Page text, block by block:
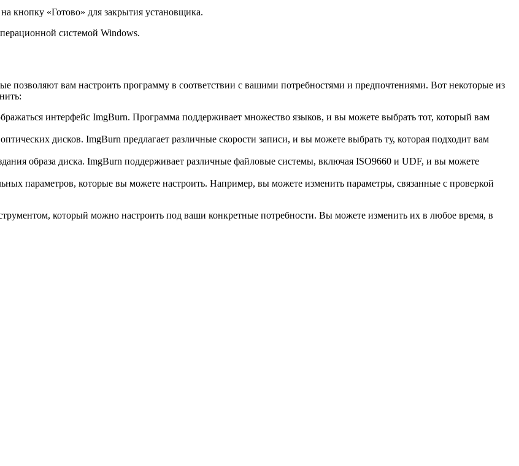
кнопку «Готово» для закрытия установщика.
системой Windows.
позволяют вам настроить программу в соответствии с вашими потребностями и предпочтениями. Вот некоторые из
интерфейс ImgBurn. Программа поддерживает множество языков, и вы можете выбрать тот, который вам
дисков. ImgBurn предлагает различные скорости записи, и вы можете выбрать ту, которая подходит вам
образа диска. ImgBurn поддерживает различные файловые системы, включая ISO9660 и UDF, и вы можете
параметров, которые вы можете настроить. Например, вы можете изменить параметры, связанные с проверкой
который можно настроить под ваши конкретные потребности. Вы можете изменить их в любое время, в